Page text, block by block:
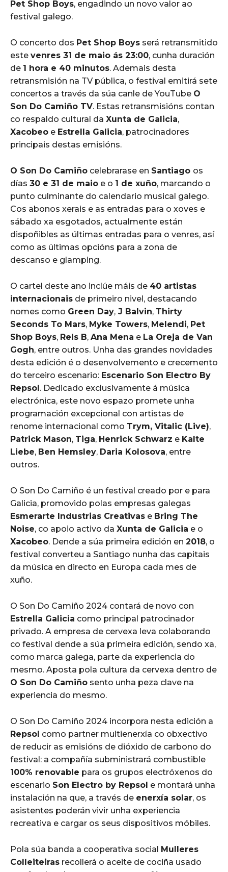
Pet Shop Boys, engadindo un novo valor ao
festival galego.
O concerto dos Pet Shop Boys será retransmitido
este venres 31 de maio ás 23:00, cunha duración
de 1 hora e 40 minutos. Ademais desta
retransmisión na TV pública, o festival emitirá sete
concertos a través da súa canle de YouTube O
Son Do Camiño TV. Estas retransmisións contan
co respaldo cultural da Xunta de Galicia,
Xacobeo e Estrella Galicia, patrocinadores
principais destas emisións.
O Son Do Camiño celebrarase en Santiago os
días 30 e 31 de maio e o 1 de xuño, marcando o
punto culminante do calendario musical galego.
Cos abonos xerais e as entradas para o xoves e
sábado xa esgotados, actualmente están
dispoñibles as últimas entradas para o venres, así
como as últimas opcións para a zona de
descanso e glamping.
O cartel deste ano inclúe máis de 40 artistas
internacionais de primeiro nivel, destacando
nomes como Green Day, J Balvin, Thirty
Seconds To Mars, Myke Towers, Melendi, Pet
Shop Boys, Rels B, Ana Mena e La Oreja de Van
Gogh, entre outros. Unha das grandes novidades
desta edición é o desenvolvemento e crecemento
do terceiro escenario: Escenario Son Electro By
Repsol. Dedicado exclusivamente á música
electrónica, este novo espazo promete unha
programación excepcional con artistas de
renome internacional como Trym, Vitalic (Live),
Patrick Mason, Tiga, Henrick Schwarz e Kalte
Liebe, Ben Hemsley, Daria Kolosova, entre
outros.
O Son Do Camiño é un festival creado por e para
Galicia, promovido polas empresas galegas
Esmerarte Industrias Creativas e Bring The
Noise, co apoio activo da Xunta de Galicia e o
Xacobeo. Dende a súa primeira edición en 2018, o
festival converteu a Santiago nunha das capitais
da música en directo en Europa cada mes de
xuño.
O Son Do Camiño 2024 contará de novo con
Estrella Galicia como principal patrocinador
privado. A empresa de cervexa leva colaborando
co festival dende a súa primeira edición, sendo xa,
como marca galega, parte da experiencia do
mesmo. Aposta pola cultura da cervexa dentro de
O Son Do Camiño sento unha peza clave na
experiencia do mesmo.
O Son Do Camiño 2024 incorpora nesta edición a
Repsol como partner multienerxía co obxectivo
de reducir as emisións de dióxido de carbono do
festival: a compañía subministrará combustible
100% renovable para os grupos electróxenos do
escenario Son Electro by Repsol e montará unha
instalación na que, a través de enerxía solar, os
asistentes poderán vivir unha experiencia
recreativa e cargar os seus dispositivos móbiles.
Pola súa banda a cooperativa social Mulleres
Colleiteiras recollerá o aceite de cociña usado